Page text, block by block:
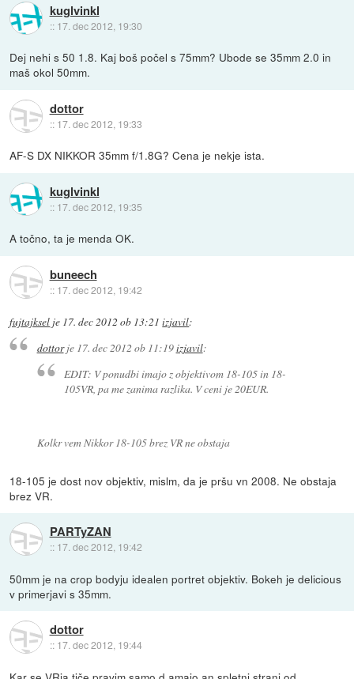
kuglvinkl
:: 17. dec 2012, 19:30
Dej nehi s 50 1.8. Kaj boš počel s 75mm? Ubode se 35mm 2.0 in
maš okol 50mm.
dottor
:: 17. dec 2012, 19:33
AF-S DX NIKKOR 35mm f/1.8G? Cena je nekje ista.
kuglvinkl
:: 17. dec 2012, 19:35
A točno, ta je menda OK.
buneech
:: 17. dec 2012, 19:42
fujtajksel je 17. dec 2012 ob 13:21 izjavil:
dottorje 17. dec 2012 ob 11:19izjavil:
EDIT: V ponudbi imajo z objektivom 18-105 in 18-
105VR, pa me zanima razlika. V ceni je 20EUR.
Kolkr vem Nikkor 18-105 brez VR ne obstaja
18-105 je dost nov objektiv, mislm, da je pršu vn 2008. Ne obstaja
brez VR.
PARTyZAN
:: 17. dec 2012, 19:42
50mm je na crop bodyju idealen portret objektiv. Bokeh je delicious
v primerjavi s 35mm.
dottor
:: 17. dec 2012, 19:44